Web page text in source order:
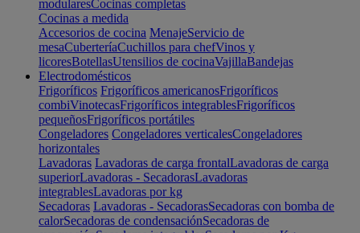
modularesCocinas completas
Cocinas a medida
Accesorios de cocina MenajeServicio de
mesaCuberteríaCuchillos para chefVinos y
licoresBotellasUtensilios de cocinaVajillaBandejas
Electrodomésticos
Frigoríficos Frigoríficos americanosFrigoríficos
combiVinotecasFrigoríficos integrablesFrigoríficos
pequeñosFrigoríficos portátiles
Congeladores Congeladores verticalesCongeladores
horizontales
Lavadoras Lavadoras de carga frontalLavadoras de carga
superiorLavadoras - SecadorasLavadoras
integrablesLavadoras por kg
Secadoras Lavadoras - SecadorasSecadoras con bomba de
calorSecadoras de condensaciónSecadoras de